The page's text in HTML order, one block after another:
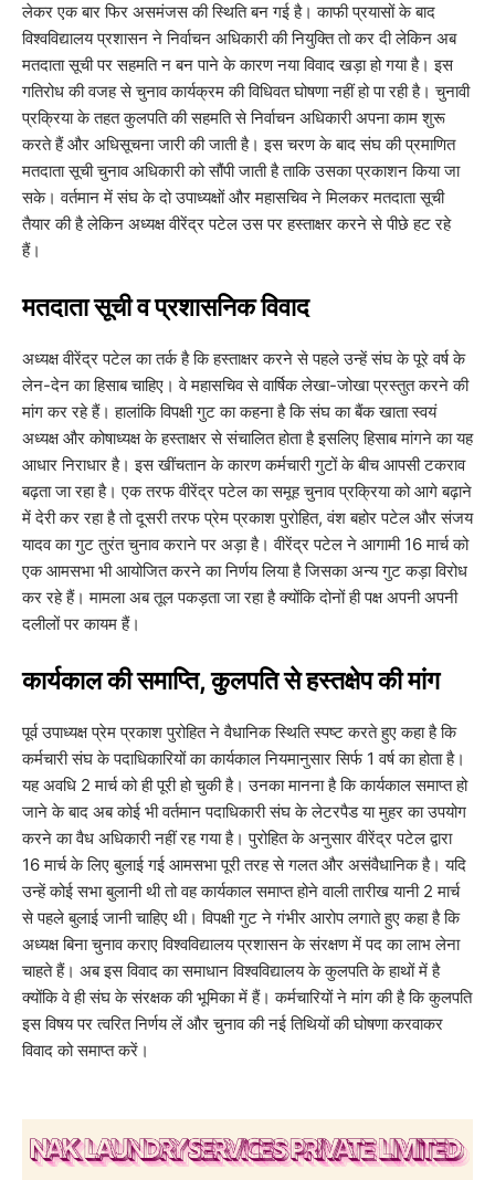
लेकर एक बार फिर असमंजस की स्थिति बन गई है। काफी प्रयासों के बाद
विश्वविद्यालय प्रशासन ने निर्वाचन अधिकारी की नियुक्ति तो कर दी लेकिन अब
मतदाता सूची पर सहमति न बन पाने के कारण नया विवाद खड़ा हो गया है। इस
गतिरोध की वजह से चुनाव कार्यक्रम की विधिवत घोषणा नहीं हो पा रही है। चुनावी
प्रक्रिया के तहत कुलपति की सहमति से निर्वाचन अधिकारी अपना काम शुरू
करते हैं और अधिसूचना जारी की जाती है। इस चरण के बाद संघ की प्रमाणित
मतदाता सूची चुनाव अधिकारी को सौंपी जाती है ताकि उसका प्रकाशन किया जा
सके। वर्तमान में संघ के दो उपाध्यक्षों और महासचिव ने मिलकर मतदाता सूची
तैयार की है लेकिन अध्यक्ष वीरेंद्र पटेल उस पर हस्ताक्षर करने से पीछे हट रहे
हैं।
​मतदाता सूची व प्रशासनिक विवाद
​अध्यक्ष वीरेंद्र पटेल का तर्क है कि हस्ताक्षर करने से पहले उन्हें संघ के पूरे वर्ष के
लेन-देन का हिसाब चाहिए। वे महासचिव से वार्षिक लेखा-जोखा प्रस्तुत करने की
मांग कर रहे हैं। हालांकि विपक्षी गुट का कहना है कि संघ का बैंक खाता स्वयं
अध्यक्ष और कोषाध्यक्ष के हस्ताक्षर से संचालित होता है इसलिए हिसाब मांगने का यह
आधार निराधार है। इस खींचतान के कारण कर्मचारी गुटों के बीच आपसी टकराव
बढ़ता जा रहा है। एक तरफ वीरेंद्र पटेल का समूह चुनाव प्रक्रिया को आगे बढ़ाने
में देरी कर रहा है तो दूसरी तरफ प्रेम प्रकाश पुरोहित, वंश बहोर पटेल और संजय
यादव का गुट तुरंत चुनाव कराने पर अड़ा है। वीरेंद्र पटेल ने आगामी 16 मार्च को
एक आमसभा भी आयोजित करने का निर्णय लिया है जिसका अन्य गुट कड़ा विरोध
कर रहे हैं। मामला अब तूल पकड़ता जा रहा है क्योंकि दोनों ही पक्ष अपनी अपनी
दलीलों पर कायम हैं।
​कार्यकाल की समाप्ति, कुलपति से हस्तक्षेप की मांग
​पूर्व उपाध्यक्ष प्रेम प्रकाश पुरोहित ने वैधानिक स्थिति स्पष्ट करते हुए कहा है कि
कर्मचारी संघ के पदाधिकारियों का कार्यकाल नियमानुसार सिर्फ 1 वर्ष का होता है।
यह अवधि 2 मार्च को ही पूरी हो चुकी है। उनका मानना है कि कार्यकाल समाप्त हो
जाने के बाद अब कोई भी वर्तमान पदाधिकारी संघ के लेटरपैड या मुहर का उपयोग
करने का वैध अधिकारी नहीं रह गया है। पुरोहित के अनुसार वीरेंद्र पटेल द्वारा
16 मार्च के लिए बुलाई गई आमसभा पूरी तरह से गलत और असंवैधानिक है। यदि
उन्हें कोई सभा बुलानी थी तो वह कार्यकाल समाप्त होने वाली तारीख यानी 2 मार्च
से पहले बुलाई जानी चाहिए थी। विपक्षी गुट ने गंभीर आरोप लगाते हुए कहा है कि
अध्यक्ष बिना चुनाव कराए विश्वविद्यालय प्रशासन के संरक्षण में पद का लाभ लेना
चाहते हैं। अब इस विवाद का समाधान विश्वविद्यालय के कुलपति के हाथों में है
क्योंकि वे ही संघ के संरक्षक की भूमिका में हैं। कर्मचारियों ने मांग की है कि कुलपति
इस विषय पर त्वरित निर्णय लें और चुनाव की नई तिथियों की घोषणा करवाकर
विवाद को समाप्त करें।